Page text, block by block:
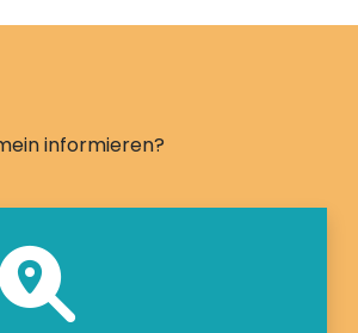
informieren?